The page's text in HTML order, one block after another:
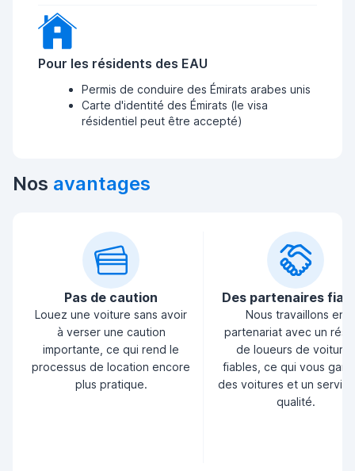
Pour les résidents des EAU
Permis de conduire des Émirats arabes unis
Carte d'identité des Émirats (le visa
résidentiel peut être accepté)
Nos avantages
Pas de caution
Louez une voiture sans avoir
à verser une caution
importante, ce qui rend le
processus de location encore
plus pratique.
Des partenaires
Nous travaillons en
partenariat avec un
de loueurs de voitures
fiables, ce qui vous
des voitures et un
qualité.